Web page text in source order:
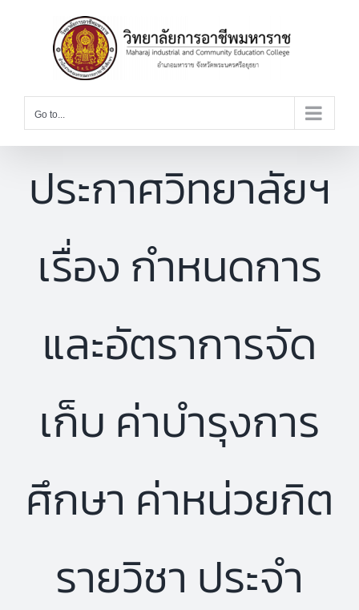
Go to...
ประกาศวิทยาลัยฯ
เรื่อง กำหนดการ
และอัตราการจัด
เก็บ ค่าบำรุงการ
ศึกษา ค่าหน่วยกิต
รายวิชา ประจำ